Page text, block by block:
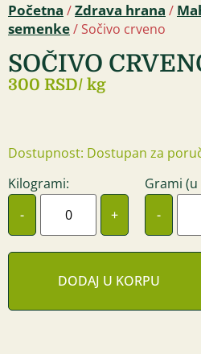
Početna /Zdrava hrana /
semenke/ Sočivo crveno
SOČIVO
300 RSD/ kg
Dostupnost: Dostupan za
Kilogrami:
-
+
Grami
-
DODAJ U KORPU